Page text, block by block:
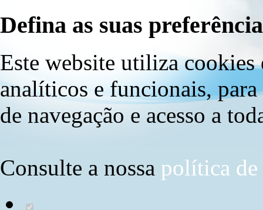
Defina as suas
Este website utiliza cookies
analíticos e funcionais,
de navegação e acesso a
Consulte a nossa política de